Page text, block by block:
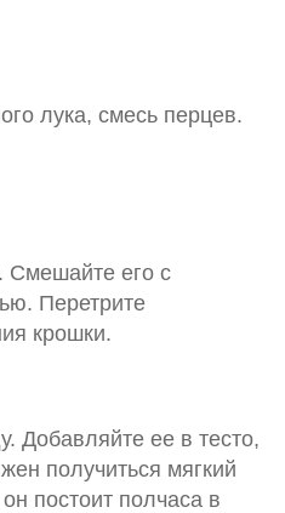
лука, смесь перцев.
Смешайте его с
Перетрите
крошки.
Добавляйте ее в тесто,
получиться мягкий
постоит полчаса в